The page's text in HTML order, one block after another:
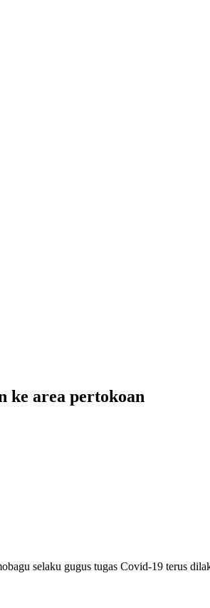
ke area pertokoan
selaku gugus tugas Covid-19 terus